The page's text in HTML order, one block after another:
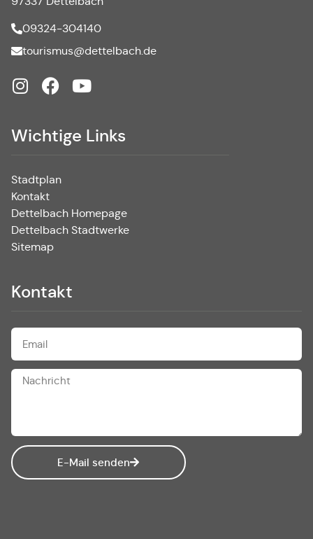
09324-304140
tourismus@dettelbach.de
Wichtige Links
Stadtplan
Kontakt
Dettelbach Homepage
Dettelbach Stadtwerke
Sitemap
Kontakt
E-Mail senden